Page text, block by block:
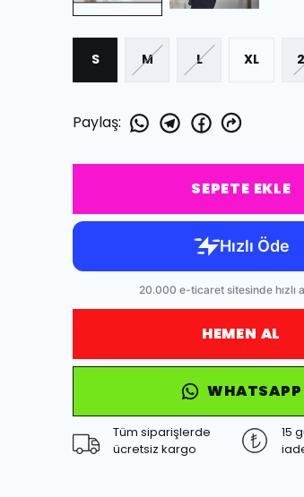
S M L XL
Paylaş:
SEPETE EKLE
HEMEN AL
WHATSAPP
Tüm siparişlerde
ücretsiz kargo
15